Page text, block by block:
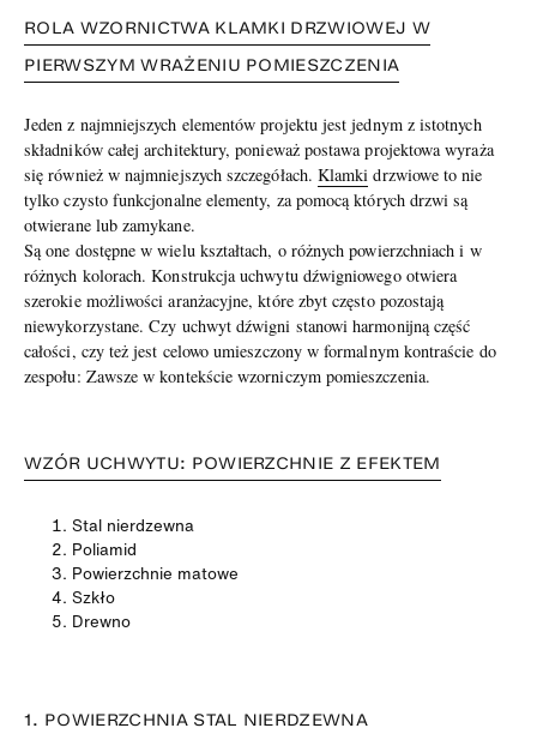
ROLA WZORNICTWA KLAMKI DRZWIOWEJ W
PIERWSZYM WRAŻENIU POMIESZCZENIA
Jeden z najmniejszych elementów projektu jest jednym z istotnych
składników całej architektury, ponieważ postawa projektowa wyraża
się również w najmniejszych szczegółach. Klamki drzwiowe to nie
tylko czysto funkcjonalne elementy, za pomocą których drzwi są
otwierane lub zamykane.
Są one dostępne w wielu kształtach, o różnych powierzchniach i w
różnych kolorach. Konstrukcja uchwytu dźwigniowego otwiera
szerokie możliwości aranżacyjne, które zbyt często pozostają
niewykorzystane. Czy uchwyt dźwigni stanowi harmonijną część
całości, czy też jest celowo umieszczony w formalnym kontraście do
zespołu: Zawsze w kontekście wzorniczym pomieszczenia.
WZÓR UCHWYTU: POWIERZCHNIE Z EFEKTEM
Stal nierdzewna
Poliamid
Powierzchnie matowe
Szkło
Drewno
1. POWIERZCHNIA STAL NIERDZEWNA